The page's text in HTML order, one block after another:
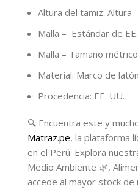
Altura del tamiz: Altura
Malla – Estándar de
Malla – Tamaño
Material: Marco de
Procedencia: EE. UU.
🔍 Encuentra este y
Matraz.pe, la plataforma
en el Perú. Explora
Medio Ambiente 🌿,
accede al mayor stock